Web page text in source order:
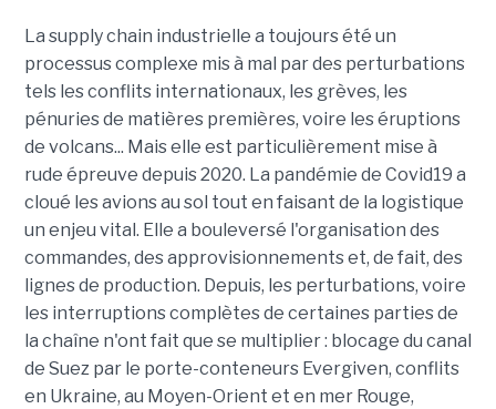
La supply chain industrielle a toujours été un
processus complexe mis à mal par des perturbations
tels les conflits internationaux, les grèves, les
pénuries de matières premières, voire les éruptions
de volcans... Mais elle est particulièrement mise à
rude épreuve depuis 2020. La pandémie de Covid19 a
cloué les avions au sol tout en faisant de la logistique
un enjeu vital. Elle a bouleversé l'organisation des
commandes, des approvisionnements et, de fait, des
lignes de production. Depuis, les perturbations, voire
les interruptions complètes de certaines parties de
la chaîne n'ont fait que se multiplier : blocage du canal
de Suez par le porte-conteneurs Evergiven, conflits
en Ukraine, au Moyen-Orient et en mer Rouge,